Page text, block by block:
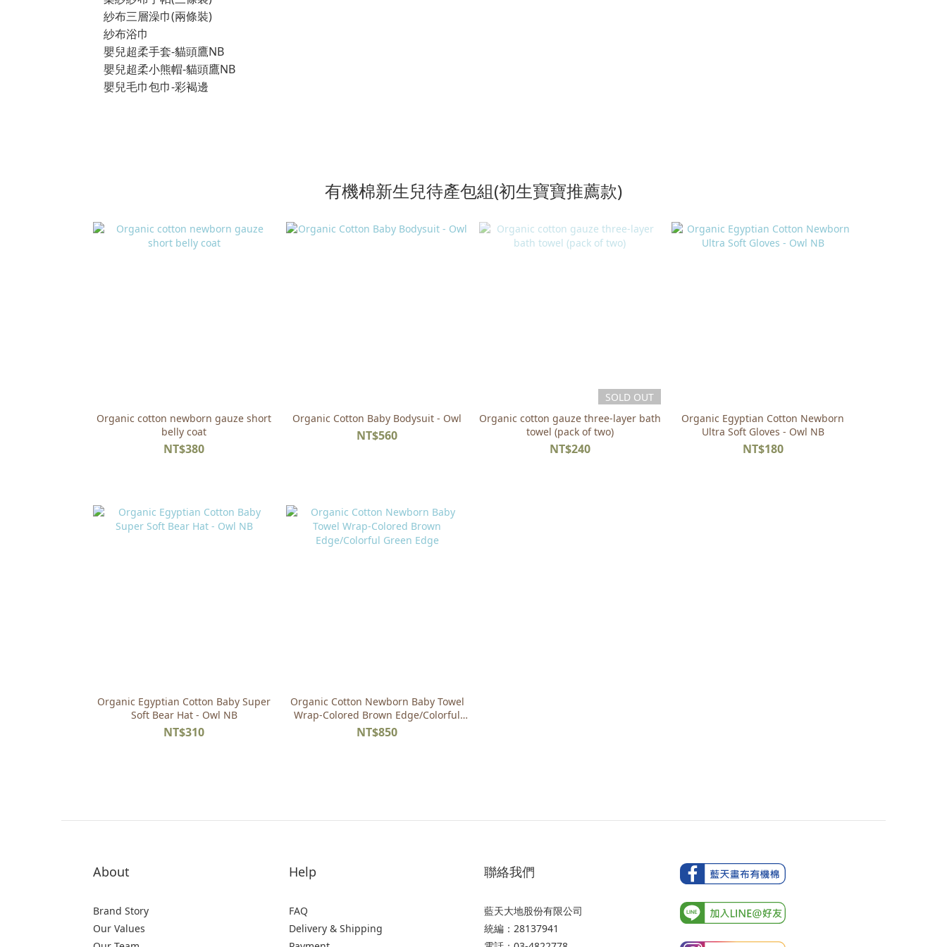
紗布三層澡巾(兩條裝)
紗布浴巾
嬰兒超柔手套-貓頭鷹NB
嬰兒超柔小熊帽-貓頭鷹NB
嬰兒毛巾包巾-彩褐邊
有機棉新生兒待產包組(初生寶寶推薦款)
Organic cotton newborn gauze short
belly coat
NT$380
Organic Cotton Baby Bodysuit - Owl
NT$560
SOLD OUT
Organic cotton gauze three-layer bath
towel (pack of two)
NT$240
Organic Egyptian Cotton Newborn
Ultra Soft Gloves - Owl NB
NT$180
Organic Egyptian Cotton Baby Super
Soft Bear Hat - Owl NB
NT$310
Organic Cotton Newborn Baby Towel
Wrap-Colored Brown Edge/Colorful
Green Edge
NT$850
About
Brand Story
Our Values
Help
FAQ
Delivery & Shipping
聯絡我們
藍天大地股份有限公司
統編：28137941